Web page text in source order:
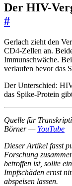
Der HIV-
#
Gerlach zieht den
CD4-Zellen an.
Immunschwäche.
verlaufen bevor das
Der Unterschied:
das Spike-Protein
Quelle für
Börner — YouTube
Dieser Artikel fasst
Forschung
betroffen ist, sollte
Impfschäden ernst
abspeisen lassen.